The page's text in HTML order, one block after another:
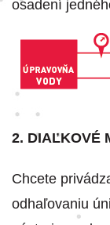
osadení
2. DIAĽKOVÉ
Chcete
odhaľovaniu